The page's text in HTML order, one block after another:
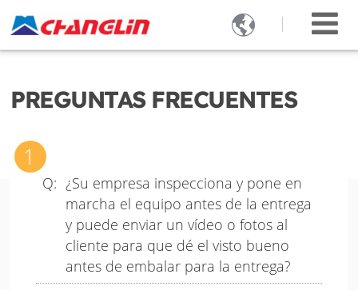

PREGUNTAS FRECUENTES
¿Su empresa inspecciona y pone en
marcha el equipo antes de la entrega
y puede enviar un vídeo o fotos al
cliente para que dé el visto bueno
antes de embalar para la entrega?